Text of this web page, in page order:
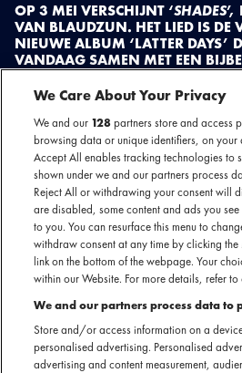
OP 3 MEI VERSCHIJNT ‘SHADES’,
VAN BLAUDZUN. HET LIED IS DE
NIEUWE ALBUM ‘LATTER DAYS’
VANDAAG SAMEN MET EEN
AANKONDIGT.
Blaudzun, nom-de-plume van Johannes
voorproefjes horen van zijn nieuwe plaat. De
met dat aanstekelijke fluitje, en ‘
Summer Song
omarmd en door veel radiozenders op hun
Shades’ is de derde single van het album dat
een heerlijke popsong met herkenbare 80’s
en onontkoombare melodie. Blaudzun
indie-rock veteraan en Moss-frontman
handen van Robin Hunt.
In het lied met de punchline; “we lived, we
We Care About Your Privacy
We and our 128partners store and access
browsing data or unique identifiers, on your
Accept All enables tracking technologies to
shown under we and our partners process
Reject All or withdrawing your consent will
are disabled, some content and ads you
to you. You can resurface this menu to
withdraw consent at any time by clicking
link on the bottom of the webpage. Your
within our Website. For more details, refer
We and our partners process data to
Store and/or access information on a
personalised advertising. Personalised
advertising and content measurement,